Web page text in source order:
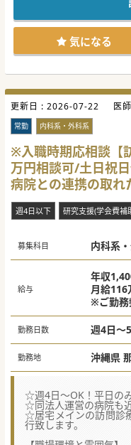
指して募集を行う運び
平日のみのご勤務で土
るご勤務環境がござい
人気の健診求人です
せください。
#春入職可 #秋入職可
気になる
更新日 : 2026-07-22 医
常勤 内科系・外科系
※入職時期応相談【
万円相談可/土日祝
病院との連携の取れ
週4日以下 研究支援(学会費補
募集科目 内科系
給与
年収
月給116
※ご勤務
勤務日数 週4日～
勤務地 沖
☆週4日～OK！平日の
☆同法人運営の病院も
☆居宅メインの訪問診
行致します。